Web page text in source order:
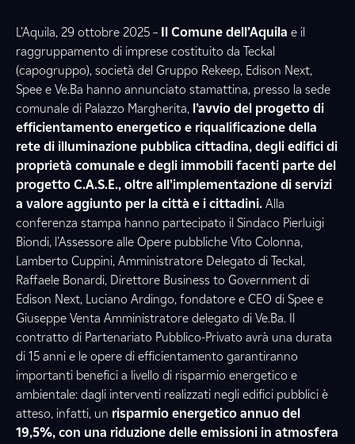
L’Aquila, 29 ottobre 2025 – Il Comune dell’Aquila e il
raggruppamento di imprese costituito da Teckal
(capogruppo), società del Gruppo Rekeep, Edison Next,
Spee e Ve.Ba hanno annunciato stamattina, presso la sede
comunale di Palazzo Margherita, l’avvio del progetto di
efficientamento energetico e riqualificazione della
rete di illuminazione pubblica cittadina, degli edifici di
proprietà comunale e degli immobili facenti parte del
progetto C.A.S.E., oltre all’implementazione di servizi
a valore aggiunto per la città e i cittadini. Alla
conferenza stampa hanno partecipato il Sindaco Pierluigi
Biondi, l’Assessore alle Opere pubbliche Vito Colonna,
Lamberto Cuppini, Amministratore Delegato di Teckal,
Raffaele Bonardi, Direttore Business to Government di
Edison Next, Luciano Ardingo, fondatore e CEO di Spee e
Giuseppe Venta Amministratore delegato di Ve.Ba. Il
contratto di Partenariato Pubblico-Privato avrà una durata
di 15 anni e le opere di efficientamento garantiranno
importanti benefici a livello di risparmio energetico e
ambientale: dagli interventi realizzati negli edifici pubblici è
atteso, infatti, un risparmio energetico annuo del
19,5%, con una riduzione delle emissioni in atmosfera